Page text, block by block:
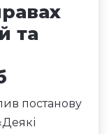
та
постанову